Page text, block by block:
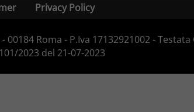
Privacy Policy
Roma - P.Iva 17132921002 -
2023 del 21-07-2023